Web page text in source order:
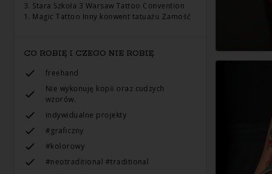
3. Stara Szkoła 3 Warsaw Tattoo Convention
1. Magic Tattoo Inny konwent tatuażu Zamość
CO ROBIĘ I CZEGO NIE ROBIĘ
freehand
Nie wykonuję kopii oraz cudzych
wzorów.
indywidualne projekty
#graficzny
#kolorowy
#neotraditional #traditional